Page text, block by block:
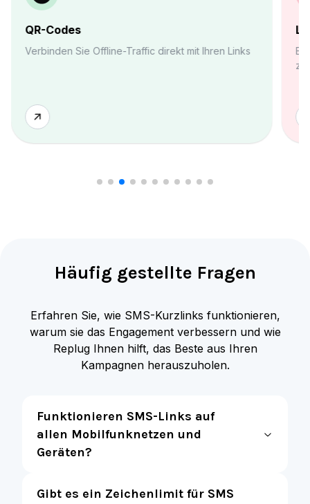
QR-Codes
Verbinden Sie Offline-Traffic direkt mit Ihren Links
Häufig gestellte Fragen
Erfahren Sie, wie SMS-Kurzlinks funktionieren,
warum sie das Engagement verbessern und wie
Replug Ihnen hilft, das Beste aus Ihren
Kampagnen herauszuholen.
Funktionieren SMS-Links auf
allen Mobilfunknetzen und
Geräten?
Gibt es ein Zeichenlimit für SMS